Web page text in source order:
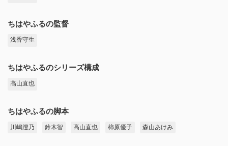
ちはやふるの監督
浅香守生
ちはやふるのシリーズ構成
高山直也
ちはやふるの脚本
川嶋澄乃 鈴木智 高山直也 柿原優子 森山あけみ